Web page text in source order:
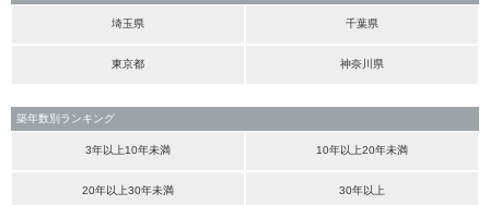
埼玉県 千葉県
東京都 神奈川県
築年数別ランキング
3年以上10年未満 10年以上20年未満
20年以上30年未満 30年以上